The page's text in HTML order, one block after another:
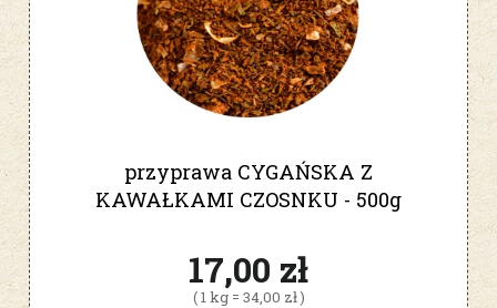
przyprawa CYGAŃSKA Z
KAWAŁKAMI CZOSNKU - 500g
17,00 zł
( 1 kg = 34,00 zł )